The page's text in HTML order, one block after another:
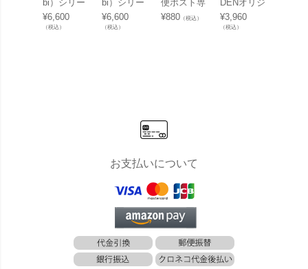
bi）シリー
ズ 郵便ポス
ト専用レバ
ー（取っ
¥6,600
（税込）
bi）シリー
ズ 郵便ポス
ト専用ダイ
ヤル錠（ダ
¥6,600
（税込）
便ポスト専
用ブランク
キー （ステ
¥880（税込）
DENオリジ
ナル「Bobi
ボビ社製 郵
便ポスト専
¥3,960
（税込）
お支払いについて